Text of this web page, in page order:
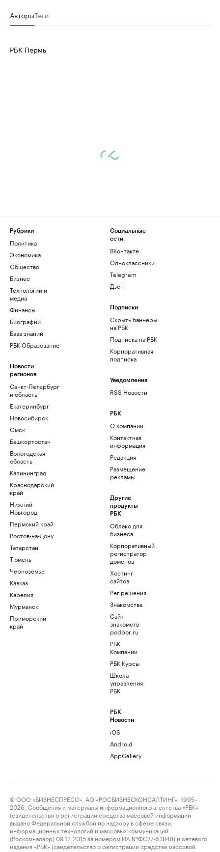
АвторыТеги
РБК Пермь
Рубрики
Политика
Экономика
Общество
Бизнес
Технологии и
медиа
Финансы
Биографии
База знаний
РБК Образование
Новости
регионов
Санкт-Петербург
и область
Екатеринбург
Новосибирск
Омск
Башкортостан
Вологодская
область
Калининград
Краснодарский
край
Нижний
Новгород
Пермский край
Ростов-на-Дону
Татарстан
Тюмень
Черноземье
Кавказ
Карелия
Мурманск
Приморский
край
Социальные
сети
ВКонтакте
Одноклассники
Telegram
Дзен
Подписки
Скрыть баннеры
на РБК
Подписка на РБК
Корпоративная
подписка
Уведомления
RSS Новости
РБК
О компании
Контактная
информация
Редакция
Размещение
рекламы
Другие
продукты
РБК
Облако для
бизнеса
Корпоративный
регистратор
доменов
Хостинг
сайтов
Рег.решения
Знакомства
Сайт
знакомств
podbor.ru
РБК
Компании
РБК Курсы
Школа
управления
РБК
РБК
Новости
iOS
Android
AppGallery
© ООО «БИЗНЕСПРЕСС», АО «РОСБИЗНЕСКОНСАЛТИНГ», 1995–
2026. Сообщения и материалы информационного агентства «РБК»
(свидетельство о регистрации средства массовой информации
выдано Федеральной службой по надзору в сфере связи,
информационных технологий и массовых коммуникаций
(Роскомнадзор) 09.12.2015 за номером ИА №ФС77-63848) и сетевого
издания «РБК» (свидетельство о регистрации средства массовой